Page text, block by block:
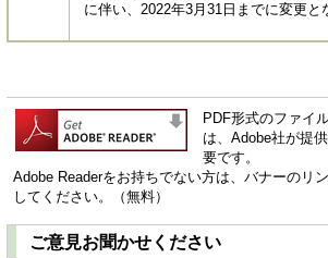
に伴い、2022年3月31日までに変更と
PDF形式のファイ
は、Adobe社が提
要です。
Adobe Readerをお持ちでない方は、バナーのリ
してください。（無料）
ご意見お聞かせください